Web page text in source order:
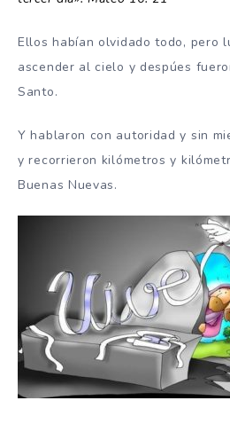
Ellos habían olvidado todo, pero
ascender al cielo y despúes
Santo.
Y hablaron con autoridad y sin
y recorrieron kilómetros y
Buenas Nuevas.